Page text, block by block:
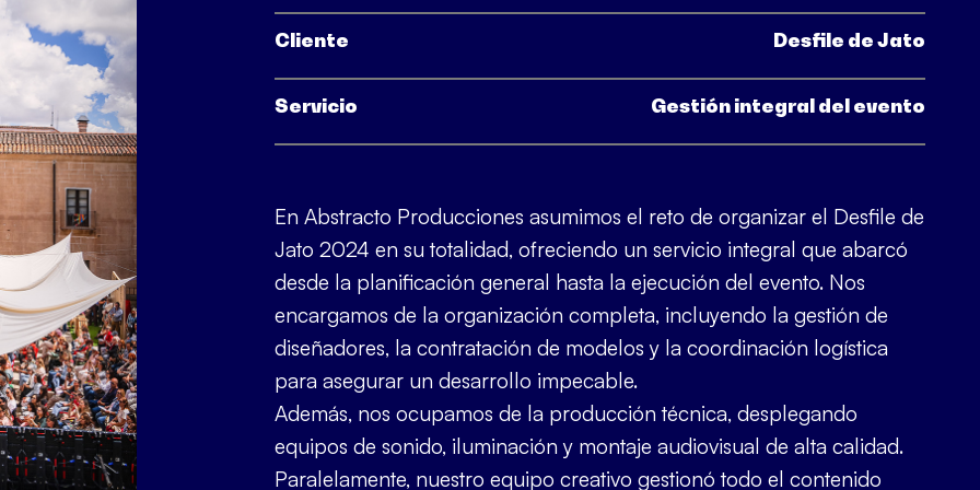
Cliente Desfile de Jato
Servicio Gestión integral del evento
En Abstracto Producciones asumimos el reto de organizar el Desfile de
Jato 2024 en su totalidad, ofreciendo un servicio integral que abarcó
desde la planificación general hasta la ejecución del evento. Nos
encargamos de la organización completa, incluyendo la gestión de
diseñadores, la contratación de modelos y la coordinación logística
para asegurar un desarrollo impecable.
Además, nos ocupamos de la producción técnica, desplegando
equipos de sonido, iluminación y montaje audiovisual de alta calidad.
Paralelamente, nuestro equipo creativo gestionó todo el contenido